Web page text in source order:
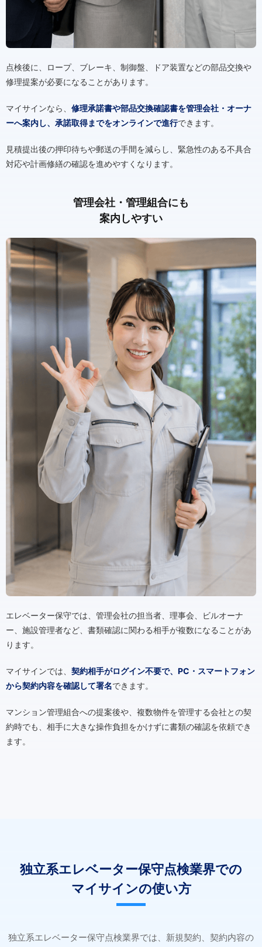
点検後に、ロープ、ブレーキ、制御盤、ドア装置などの部品交換や
修理提案が必要になることがあります。
マイサインなら、 修理承諾書や部品交換確認書を管理会社・オーナ
ーへ案内し、承諾取得までをオンラインで進行できます。
見積提出後の押印待ちや郵送の手間を減らし、緊急性のある不具合
対応や計画修繕の確認を進めやすくなります。
管理会社・管理組合にも
案内しやすい
エレベーター保守では、管理会社の担当者、理事会、ビルオーナ
ー、施設管理者など、書類確認に関わる相手が複数になることがあ
ります。
マイサインでは、 契約相手がログイン不要で、PC・スマートフォン
から契約内容を確認して署名できます。
マンション管理組合への提案後や、複数物件を管理する会社との契
約時でも、相手に大きな操作負担をかけずに書類の確認を依頼でき
ます。
独立系エレベーター保守点検業界での
マイサインの使い方
独立系エレベーター保守点検業界では、新規契約、契約内容の